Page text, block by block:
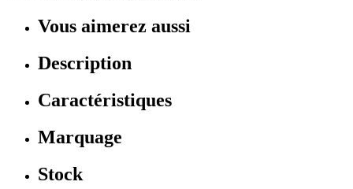
Vous aimerez aussi
Description
Caractéristiques
Marquage
Stock